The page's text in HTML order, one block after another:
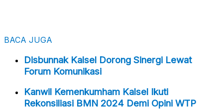
BACA JUGA
Disbunnak Kalsel Dorong Sinergi Lewat
Forum Komunikasi
Kanwil Kemenkumham Kalsel Ikuti
Rekonsiliasi BMN 2024 Demi Opini WTP